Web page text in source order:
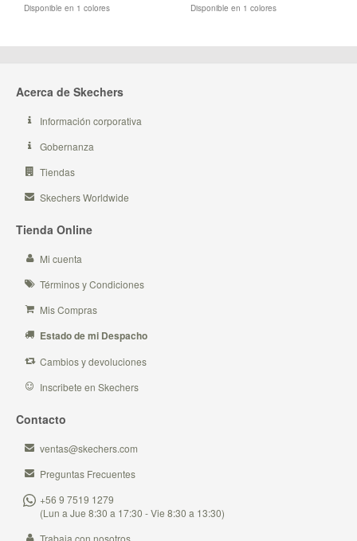
Disponible en 1 colores Disponible en 1 colores
Acerca de Skechers
Información corporativa
Gobernanza
Tiendas
Skechers Worldwide
Tienda Online
Mi cuenta
Términos y Condiciones
Mis Compras
Estado de mi Despacho
Cambios y devoluciones
Inscribete en Skechers
Contacto
ventas@skechers.com
Preguntas Frecuentes
+56 9 7519 1279
(Lun a Jue 8:30 a 17:30 - Vie 8:30 a 13:30)
Trabaja con nosotros